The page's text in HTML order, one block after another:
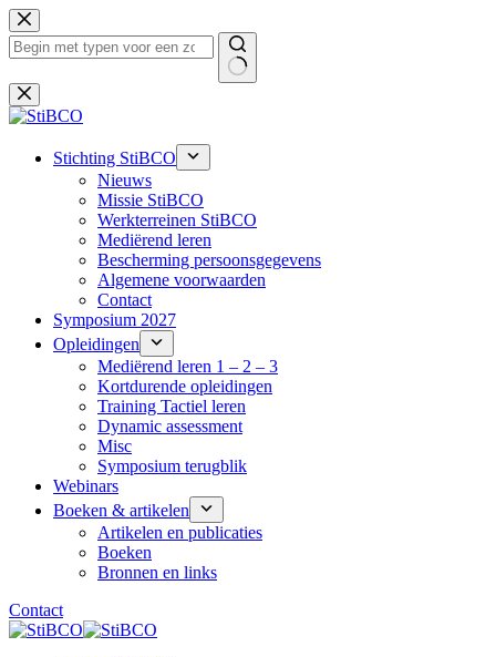
Ga
naar
de
Geen
resultaten
Stichting StiBCO
Nieuws
Missie StiBCO
Werkterreinen StiBCO
Mediërend leren
Bescherming persoonsgegevens
Algemene voorwaarden
Contact
Symposium 2027
Opleidingen
Mediërend leren 1 – 2 – 3
Kortdurende opleidingen
Training Tactiel leren
Dynamic assessment
Misc
Symposium terugblik
Webinars
Boeken & artikelen
Artikelen en publicaties
Boeken
Bronnen en links
Contact